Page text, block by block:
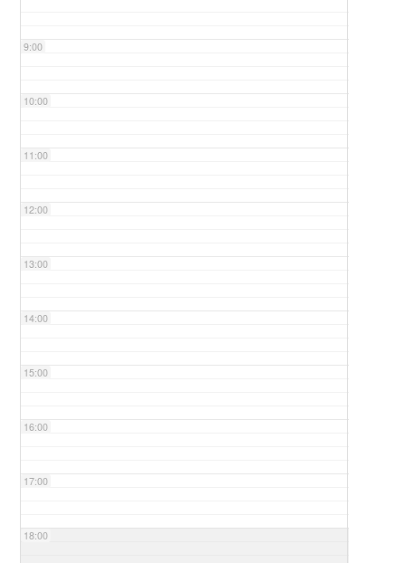
9:00
10:00
11:00
12:00
13:00
14:00
15:00
16:00
17:00
18:00